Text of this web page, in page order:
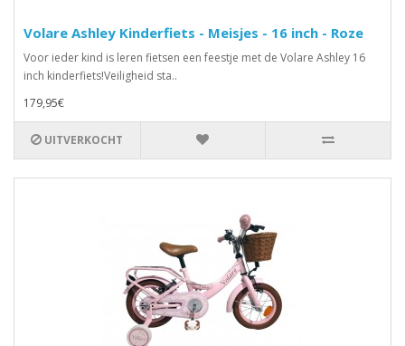
Volare Ashley Kinderfiets - Meisjes - 16 inch - Roze
Voor ieder kind is leren fietsen een feestje met de Volare Ashley 16
inch kinderfiets!Veiligheid sta..
179,95€
UITVERKOCHT